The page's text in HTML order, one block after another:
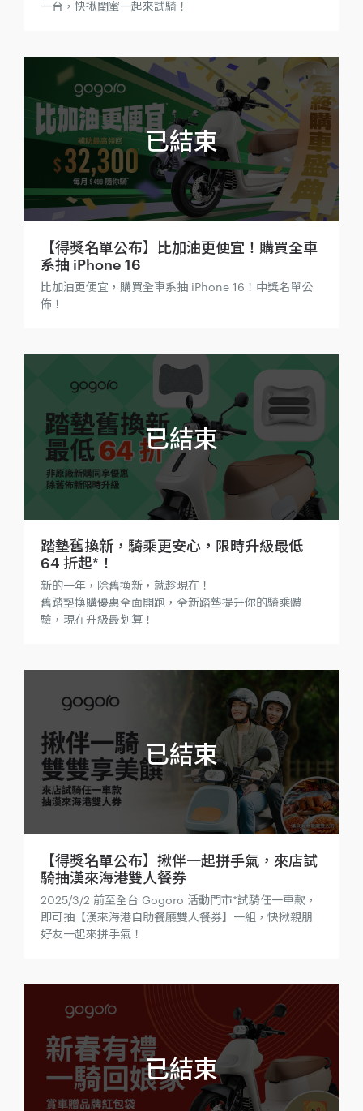
一台，快揪閨蜜一起來試騎！
【得獎名單公布】比加油更便宜！購買全車
系抽 iPhone 16
比加油更便宜，購買全車系抽 iPhone 16！中獎名單公
佈！
踏墊舊換新，騎乘更安心，限時升級最低
64 折起*！
新的一年，除舊換新，就趁現在！
舊踏墊換購優惠全面開跑，全新踏墊提升你的騎乘體
驗，現在升級最划算！
【得獎名單公布】揪伴一起拼手氣，來店試
騎抽漢來海港雙人餐券
2025/3/2 前至全台 Gogoro 活動門市*試騎任一車款，
即可抽【漢來海港自助餐廳雙人餐券】一組，快揪親朋
好友一起來拼手氣！